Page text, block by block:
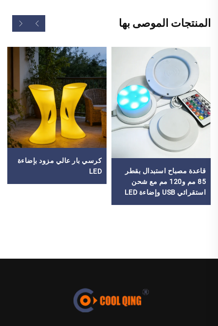
المنتجات الموصى بها
قاعدة مصباح استبدال بقطر
85 مم و120 مم مع شحن
استقرائي USB وإضاءة LED
كرسي بار عالي مزود بإضاءة
LED